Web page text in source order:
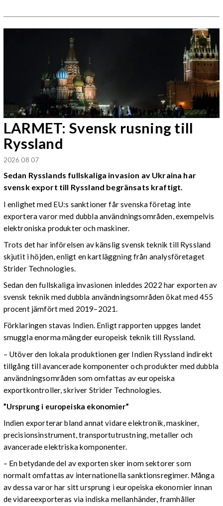
LARMET: Svensk rusning till
Ryssland
2026 08 07
Sedan Rysslands fullskaliga invasion av Ukraina har
svensk export till Ryssland begränsats kraftigt.
I enlighet med EU:s sanktioner får svenska företag inte
exportera varor med dubbla användningsområden, exempelvis
elektroniska produkter och maskiner.
Trots det har införelsen av känslig svensk teknik till Ryssland
skjutit i höjden, enligt en kartläggning från analysföretaget
Strider Technologies.
Sedan den fullskaliga invasionen inleddes 2022 har exporten av
svensk teknik med dubbla användningsområden ökat med 455
procent jämfört med 2019–2021.
Förklaringen stavas Indien. Enligt rapporten uppges landet
smuggla enorma mängder europeisk teknik till Ryssland.
– Utöver den lokala produktionen ger Indien Ryssland indirekt
tillgång till avancerade komponenter och produkter med dubbla
användningsområden som omfattas av europeiska
exportkontroller, skriver Strider Technologies.
”Ursprung i europeiska ekonomier”
Indien exporterar bland annat vidare elektronik, maskiner,
precisionsinstrument, transportutrustning, metaller och
avancerade elektriska komponenter.
– En betydande del av exporten sker inom sektorer som
normalt omfattas av internationella sanktionsregimer. Många
av dessa varor har sitt ursprung i europeiska ekonomier innan
de vidareexporteras via indiska mellanhänder, framhåller